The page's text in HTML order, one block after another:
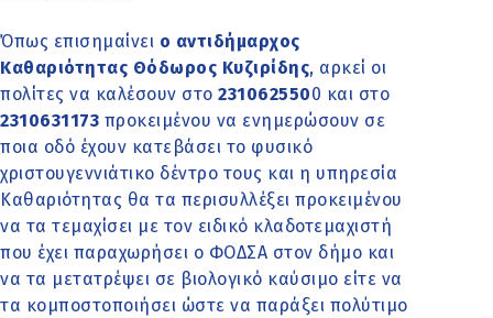
Όπως επισημαίνει ο αντιδήμαρχος
Καθαριότητας Θόδωρος Κυζιρίδης, αρκεί οι
πολίτες να καλέσουν στο 2310625500 και στο
2310631173 προκειμένου να ενημερώσουν σε
ποια οδό έχουν κατεβάσει το φυσικό
χριστουγεννιάτικο δέντρο τους και η υπηρεσία
Καθαριότητας θα τα περισυλλέξει προκειμένου
να τα τεμαχίσει με τον ειδικό κλαδοτεμαχιστή
που έχει παραχωρήσει ο ΦΟΔΣΑ στον δήμο και
να τα μετατρέψει σε βιολογικό καύσιμο είτε να
τα κομποστοποιήσει ώστε να παράξει πολύτιμο